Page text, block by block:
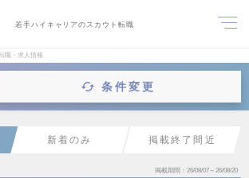
若手ハイキャリアのスカウト転職
職・求人情報
条件変更
新着のみ 掲載終了間近
掲載期間 26/08/07～26/08/20